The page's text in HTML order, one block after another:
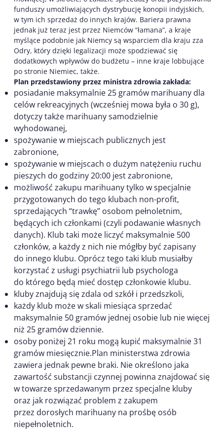
funduszy umożliwiających dystrybucję konopii indyjskich,
w tym ich sprzedaż do innych krajów. Bariera prawna
jednak już teraz jest przez Niemców “łamana”, a kraje
myślące podobnie jak Niemcy są wsparciem dla kraju zza
Odry, który dzięki legalizacji może spodziewać się
dodatkowych wpływów do budżetu – inne kraje lobbujące
po stronie Niemiec, także.
Plan przedstawiony przez ministra zdrowia zakłada:
posiadanie maksymalnie 25 gramów marihuany dla
celów rekreacyjnych (wcześniej mowa była o 30 g),
dotyczy także marihuany samodzielnie
wyhodowanej,
spożywanie w miejscach publicznych jest
zabronione,
spożywanie w miejscach o dużym natężeniu ruchu
pieszych do godziny 20:00 jest zabronione,
możliwość zakupu marihuany tylko w specjalnie
przygotowanych do tego klubach non-profit,
sprzedających “trawkę” osobom pełnoletnim,
będących ich członkami (czyli podawanie własnych
danych). Klub taki może liczyć maksymalnie 500
członków, a każdy z nich nie mógłby być zapisany
do innego klubu. Oprócz tego taki klub musiałby
korzystać z usługi psychiatrii lub psychologa
do którego będą mieć dostęp członkowie klubu.
kluby znajdują się zdala od szkół i przedszkoli,
każdy klub może w skali miesiąca sprzedać
maksymalnie 50 gramów jednej osobie lub nie więcej
niż 25 gramów dziennie.
osoby poniżej 21 roku mogą kupić maksymalnie 31
gramów miesięcznie.Plan ministerstwa zdrowia
zawiera jednak pewne braki. Nie określono jaka
zawartość substancji czynnej powinna znajdować się
w towarze sprzedawanym przez specjalne kluby
oraz jak rozwiązać problem z zakupem
przez dorosłych marihuany na prośbę osób
niepełnoletnich.